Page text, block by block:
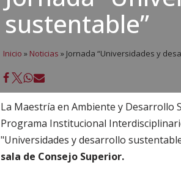
sustentable”
Inicio » Noticias » Jornada “Universidades y
La Maestría en Ambiente y Desarrollo
Programa Institucional
"Universidades y desarrollo
sala de Consejo Superior.